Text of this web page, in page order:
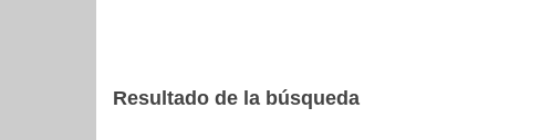
Resultado de la búsqueda